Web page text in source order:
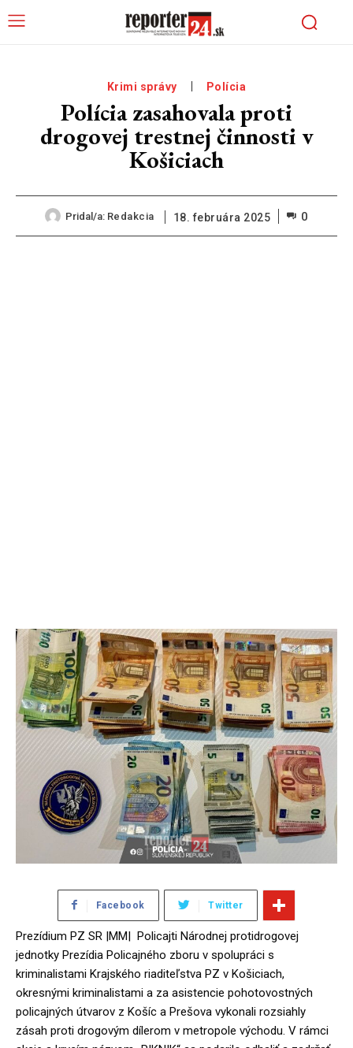
Krimi správy Polícia
Polícia zasahovala proti
drogovej trestnej činnosti v
Košiciach
Pridal/a: Redakcia 18. februára 2025 0
Facebook Twitter
Prezídium PZ SR |MM| Policajti Národnej protidrogovej
jednotky Prezídia Policajného zboru v spolupráci s
kriminalistami Krajského riaditeľstva PZ v Košiciach,
okresnými kriminalistami a za asistencie pohotovostných
policajných útvarov z Košíc a Prešova vykonali rozsiahly
zásah proti drogovým dílerom v metropole východu. V rámci